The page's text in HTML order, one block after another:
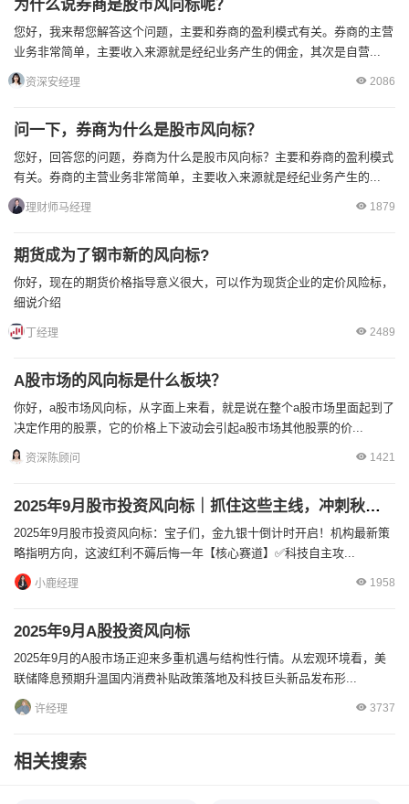
为什么说券商是股市风向标呢？
您好，我来帮您解答这个问题，主要和券商的盈利模式有关。券商的主营
业务非常简单，主要收入来源就是经纪业务产生的佣金，其次是自营...
资深安经理 2086
问一下，券商为什么是股市风向标？
您好，回答您的问题，券商为什么是股市风向标？主要和券商的盈利模式
有关。券商的主营业务非常简单，主要收入来源就是经纪业务产生的...
理财师马经理 1879
期货成为了钢市新的风向标?
你好，现在的期货价格指导意义很大，可以作为现货企业的定价风险标，
细说介绍
丁经理 2489
A股市场的风向标是什么板块？
你好，a股市场风向标，从字面上来看，就是说在整个a股市场里面起到了
决定作用的股票，它的价格上下波动会引起a股市场其他股票的价...
资深陈顾问 1421
2025年9月股市投资风向标｜抓住这些主线，冲刺秋季行情！
2025年9月股市投资风向标：宝子们，金九银十倒计时开启！机构最新策
略指明方向，这波红利不薅后悔一年【核心赛道】✅科技自主攻...
小鹿经理 1958
2025年9月A股投资风向标
2025年9月的A股市场正迎来多重机遇与结构性行情。从宏观环境看，美
联储降息预期升温国内消费补贴政策落地及科技巨头新品发布形...
许经理 3737
相关搜索